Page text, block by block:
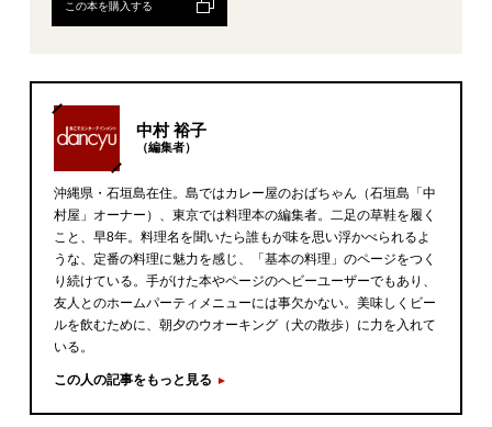
この本を購入する
中村 裕子
（編集者）
沖縄県・石垣島在住。島ではカレー屋のおばちゃん（石垣島「中
村屋」オーナー）、東京では料理本の編集者。二足の草鞋を履く
こと、早8年。料理名を聞いたら誰もが味を思い浮かべられるよ
うな、定番の料理に魅力を感じ、「基本の料理」のページをつく
り続けている。手がけた本やページのヘビーユーザーでもあり、
友人とのホームパーティメニューには事欠かない。美味しくビー
ルを飲むために、朝夕のウオーキング（犬の散歩）に力を入れて
いる。
この人の記事をもっと見る